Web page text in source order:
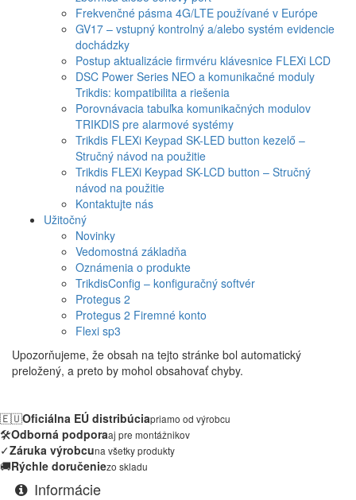
Frekvenčné pásma 4G/LTE používané v Európe
GV17 – vstupný kontrolný a/alebo systém evidencie
dochádzky
Postup aktualizácie firmvéru klávesnice FLEXi LCD
DSC Power Series NEO a komunikačné moduly
Trikdis: kompatibilita a riešenia
Porovnávacia tabuľka komunikačných modulov
TRIKDIS pre alarmové systémy
Trikdis FLEXi Keypad SK-LED button kezelő –
Stručný návod na použitie
Trikdis FLEXi Keypad SK-LCD button – Stručný
návod na použitie
Kontaktujte nás
Užitočný
Novinky
Vedomostná základňa
Oznámenia o produkte
TrikdisConfig – konfiguračný softvér
Protegus 2
Protegus 2 Firemné konto
Flexi sp3
Upozorňujeme, že obsah na tejto stránke bol automatický
preložený, a preto by mohol obsahovať chyby.
🇪🇺Oficiálna EÚ distribúciapriamo od výrobcu
🛠️Odborná podporaaj pre montážnikov
✓Záruka výrobcuna všetky produkty
🚚Rýchle doručeniezo skladu
Informácie